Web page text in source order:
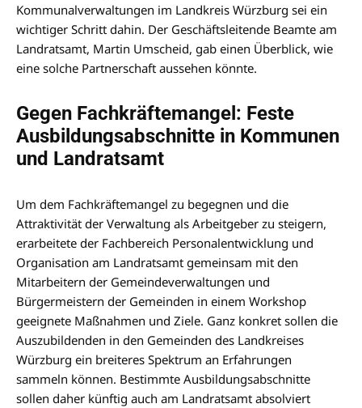
Kommunalverwaltungen im Landkreis Würzburg sei ein
wichtiger Schritt dahin. Der Geschäftsleitende Beamte am
Landratsamt, Martin Umscheid, gab einen Überblick, wie
eine solche Partnerschaft aussehen könnte.
Gegen Fachkräftemangel: Feste
Ausbildungsabschnitte in Kommunen
und Landratsamt
Um dem Fachkräftemangel zu begegnen und die
Attraktivität der Verwaltung als Arbeitgeber zu steigern,
erarbeitete der Fachbereich Personalentwicklung und
Organisation am Landratsamt gemeinsam mit den
Mitarbeitern der Gemeindeverwaltungen und
Bürgermeistern der Gemeinden in einem Workshop
geeignete Maßnahmen und Ziele. Ganz konkret sollen die
Auszubildenden in den Gemeinden des Landkreises
Würzburg ein breiteres Spektrum an Erfahrungen
sammeln können. Bestimmte Ausbildungsabschnitte
sollen daher künftig auch am Landratsamt absolviert